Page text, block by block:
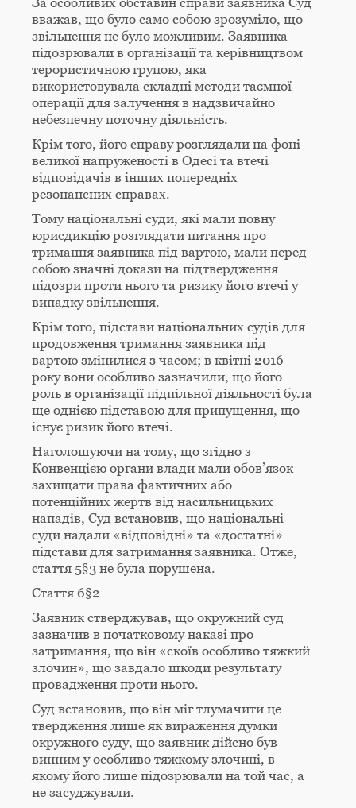
вважав, що було само собою зрозуміло, що
звільнення не було можливим. Заявника
підозрювали в організації та керівництвом
терористичною групою, яка
використовувала складні методи таємної
операції для залучення в надзвичайно
небезпечну поточну діяльність.
Крім того, його справу розглядали на фоні
великої напруженості в Одесі та втечі
відповідачів в інших попередніх
резонансних справах.
Тому національні суди, які мали повну
юрисдикцію розглядати питання про
тримання заявника під вартою, мали перед
собою значні докази на підтвердження
підозри проти нього та ризику його втечі у
випадку звільнення.
Крім того, підстави національних судів для
продовження тримання заявника під
вартою змінилися з часом; в квітні 2016
року вони особливо зазначили, що його
роль в організації підпільної діяльності була
ще однією підставою для припущення, що
існує ризик його втечі.
Наголошуючи на тому, що згідно з
Конвенцією органи влади мали обов’язок
захищати права фактичних або
потенційних жертв від насильницьких
нападів, Суд встановив, що національні
суди надали «відповідні» та «достатні»
підстави для затримання заявника. Отже,
стаття 5§3 не була порушена.
Стаття 6§2
Заявник стверджував, що окружний суд
зазначив в початковому наказі про
затримання, що він «скоїв особливо тяжкий
злочин», що завдало шкоди результату
провадження проти нього.
Суд встановив, що він міг тлумачити це
твердження лише як вираження думки
окружного суду, що заявник дійсно був
винним у особливо тяжкому злочині, в
якому його лише підозрювали на той час, а
не засуджували.